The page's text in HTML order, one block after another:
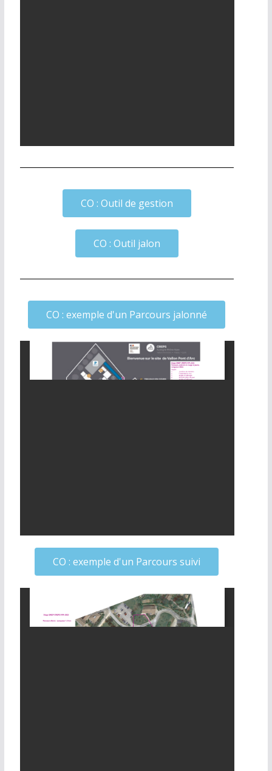
CO : Outil de gestion
CO : Outil jalon
CO : exemple d'un Parcours jalonné
CO : exemple d'un Parcours suivi